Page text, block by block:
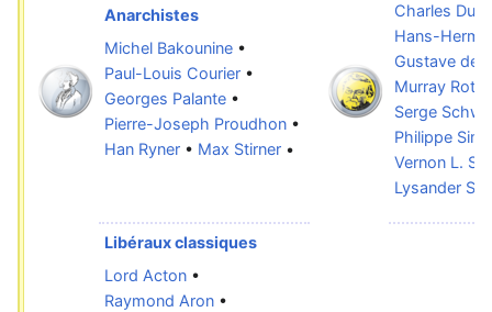
Anarchistes
Michel Bakounine •
Paul-Louis Courier •
Georges Palante •
Pierre-Joseph Proudhon •
Han Ryner • Max Stirner •
Charles
Hans-
Gustave de
Murray
Serge
Philippe
Vernon L.
Lysander
Libéraux classiques
Lord Acton •
Raymond Aron •